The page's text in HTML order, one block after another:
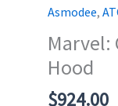
Asmodee,
Marvel:
Hood
$924.00